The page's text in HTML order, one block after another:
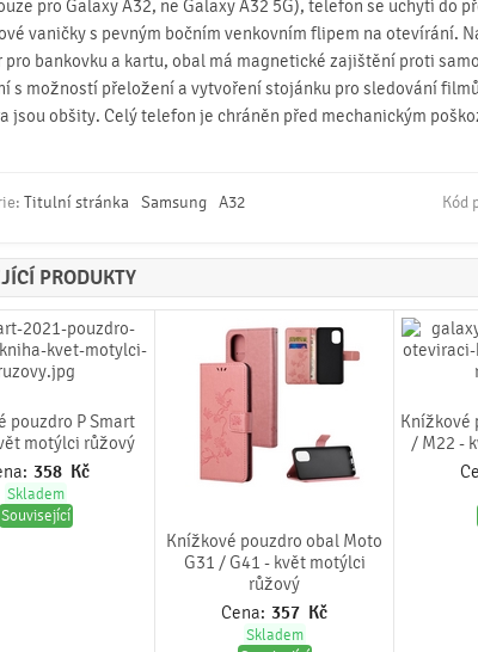
pro Galaxy A32, ne Galaxy A32 5G), telefon se uchytí do
vaničky s pevným bočním venkovním flipem na otevírání.
pro bankovku a kartu, obal má magnetické zajištění proti
s možností přeložení a vytvoření stojánku pro sledování
jsou obšity. Celý telefon je chráněn před mechanickým
Titulní stránka Samsung A32 Kód
PRODUKTY
pouzdro P Smart
motýlci růžový
358 Kč
Skladem
Související
Knížkové pouzdro obal Moto
G31 / G41 - květ motýlci
růžový
Cena: 357 Kč
Skladem
Knížkové
/ M22 -